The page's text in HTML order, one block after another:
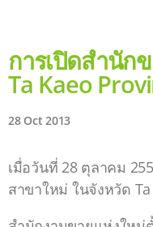
การเปิดสำนัก
Ta Kaeo
28 Oct 2013
เมื่อวันที่ 28 ตุลาคม
สาขาใหม่ ในจังหวัด